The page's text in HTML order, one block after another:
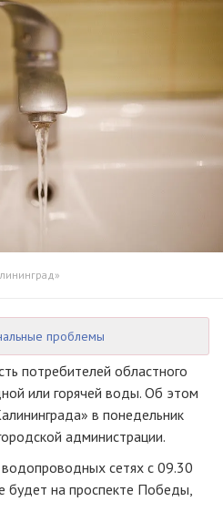
проблемы
потребителей областного
или горячей воды. Об этом
в понедельник
администрации.
сетях с 09.30
на проспекте Победы,